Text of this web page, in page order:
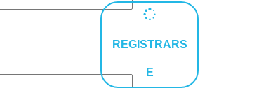
REGISTRARS
E